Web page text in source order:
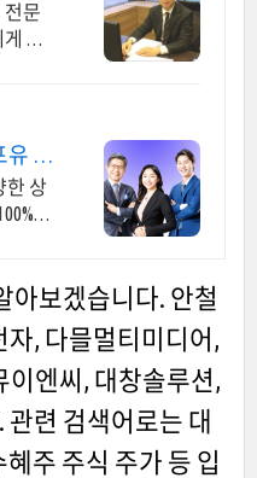
전문
맡
유 다
능
한 상
비
아보겠습니다. 안철
자, 다믈멀티미디어,
이엔씨, 대창솔루션,
련 검색어로는 대
주 주식 주가 등 입